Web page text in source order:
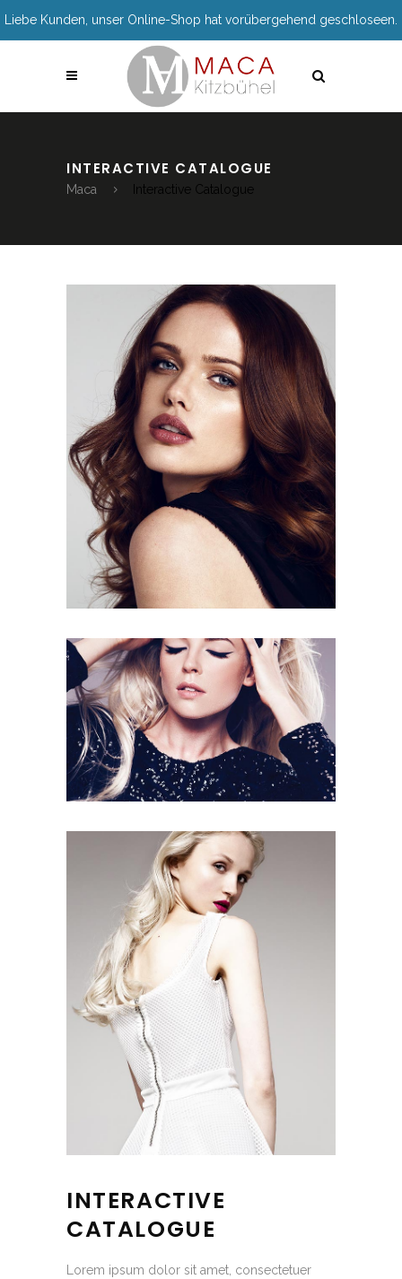
INTERACTIVE CATALOGUE
Maca Interactive Catalogue
INTERACTIVE
CATALOGUE
Lorem ipsum dolor sit amet, consectetuer
Liebe Kunden, unser Online-Shop hat vorübergehend geschloseen.